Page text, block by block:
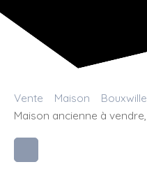
Vente Maison
Maison ancienne à